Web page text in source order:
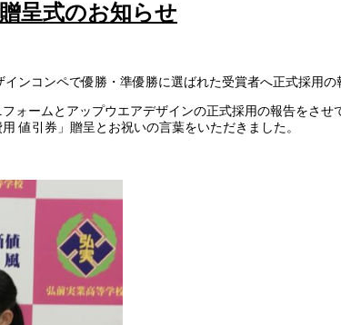
呈式のお知らせ
ンコンペで優勝・準優勝に選ばれた受賞者へ正式採用の
ームとアップウエアデザインの正式採用の報告をさせ
値引券」贈呈とお祝いの言葉をいただきました。